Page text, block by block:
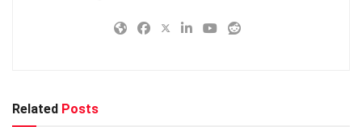
Related Posts